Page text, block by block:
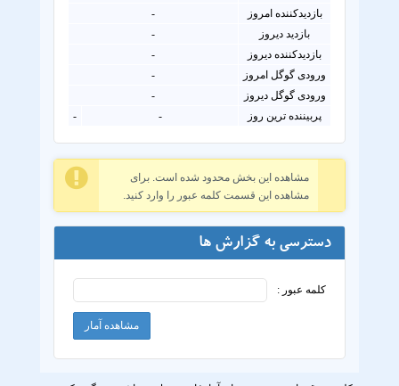
بازدیدکننده امروز
-
بازدید دیروز
-
بازدیدکننده دیروز
-
ورودی گوگل امروز
-
ورودی گوگل دیروز
-
پربیننده ترین روز
-
-
مشاهده این بخش محدود شده است. برای
مشاهده این قسمت کلمه عبور را وارد کنید.
دسترسی به گزارش ها
کلمه عبور :